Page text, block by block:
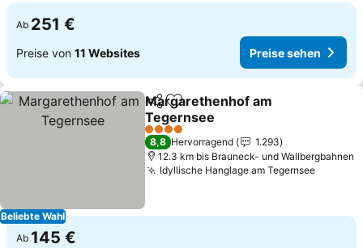
Ab 251 €
Preise von 11 Websites Preise sehen
Beliebte Wahl
TeilenZu Favoriten hinzufügen
Margarethenhof am
Tegernsee
Preise sehen
4 Sterne
8,8 Hervorragend
1.293
12.3 km bis Brauneck- und Wallbergbahnen
Idyllische Hanglage am TegernseePreise
Ab 145 €